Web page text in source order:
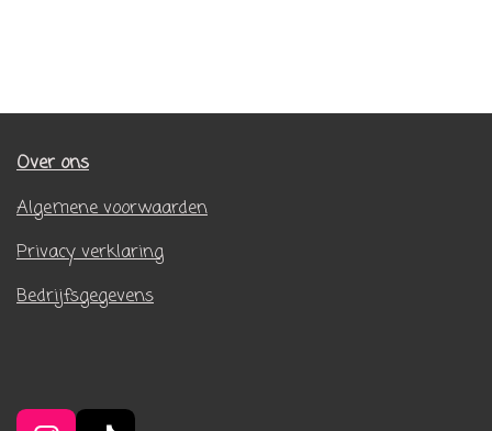
Over ons
Algemene voorwaarden
Privacy verklaring
Bedrijfsgegevens